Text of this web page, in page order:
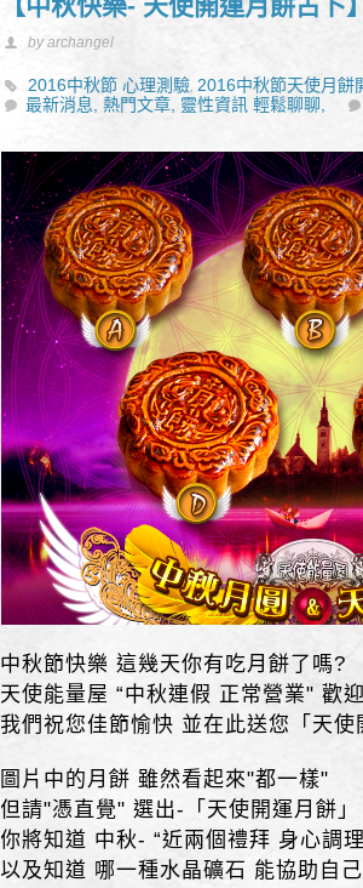
by archangel
2016中秋節 心理測驗,2016中秋節天使月餅
最新消息,熱門文章, 靈性資訊 輕鬆聊聊,
中秋節快樂 這幾天你有吃月餅了嗎?
天使能量屋 “中秋連假 正常營業" 歡
我們祝您佳節愉快 並在此送您「天使
圖片中的月餅 雖然看起來"都一樣"
但請"憑直覺" 選出-「天使開運月餅」
你將知道 中秋- “近兩個禮拜 身心調
以及知道 哪一種水晶礦石 能協助自